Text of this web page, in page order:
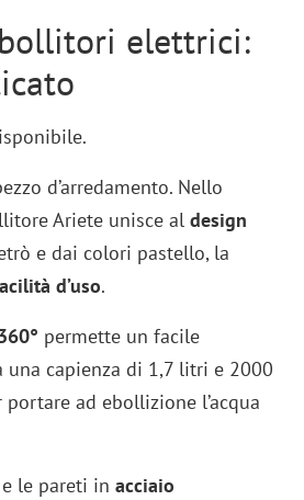
elettrici:
d’arredamento. Nello
Ariete unisce aldesign
e dai colori pastello, la
d’uso.
permette un facile
una capienza di 1,7 litri e 2000
ad ebollizione l’acqua
e le pareti inacciaio